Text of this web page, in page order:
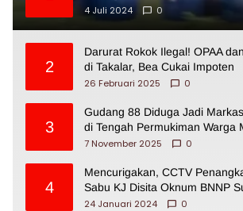
4 Juli 2024
0
2
Darurat Rokok Ilegal! OPAA
di Takalar, Bea Cukai Impoten
26 Februari 2025
0
3
Gudang 88 Diduga Jadi
di Tengah Permukiman Warga
7 November 2025
0
4
Mencurigakan, CCTV
Sabu KJ Disita Oknum BNNP
24 Januari 2024
0